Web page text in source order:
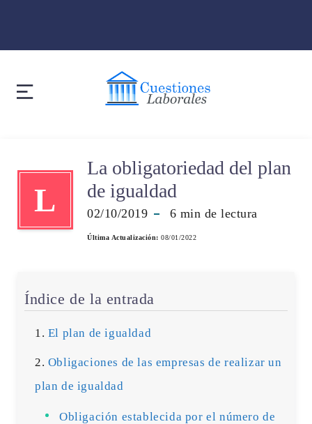
L
La obligatoriedad del plan
de igualdad
02/10/2019 6 min de lectura
Última Actualización: 08/01/2022
Índice de la entrada
El plan de igualdad
Obligaciones de las empresas de realizar un
plan de igualdad
Obligación establecida por el número de